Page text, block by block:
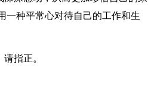
一种平常心对待自己的工作和生
指正。